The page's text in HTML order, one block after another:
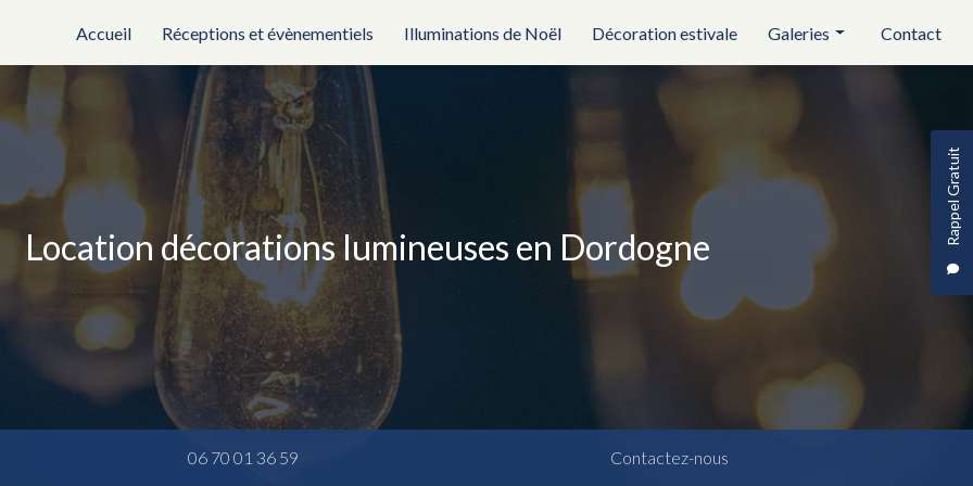
Rappel Gratuit
Accueil
Réceptions et évènementiels Illuminations de Noël Décoration estivale Galeries
Réception et évènementiel
Contact
Location décorations lumineuses en Dordogne
06 70 01 36 59 Contactez-nous